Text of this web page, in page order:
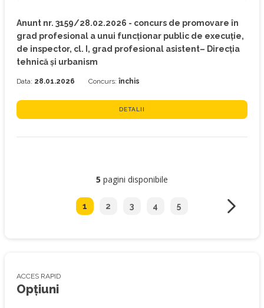
Anunt nr. 3159/28.02.2026 - concurs de promovare în
grad profesional a unui funcționar public de execuție,
de inspector, cl. I, grad profesional asistent– Direcția
tehnică și urbanism
Data: 28.01.2026 Concurs: închis
DETALII
5 pagini disponibile
1 2 3 4 5
ACCES RAPID
Opțiuni